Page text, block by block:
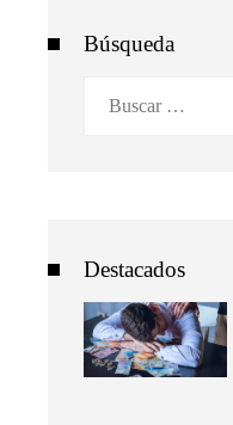
Búsqueda
Destacados